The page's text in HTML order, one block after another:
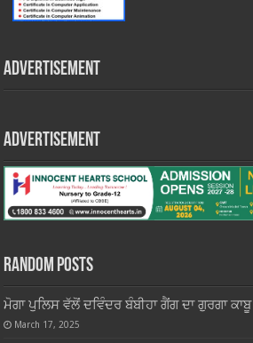
Advertisement
Advertisement
Random Posts
ਮੋਗਾ ਪੁਲਿਸ ਵੱਲੋਂ ਦਵਿੰਦਰ ਬੰਬੀਹਾ ਗੈਂਗ ਦਾ ਗੁਰਗਾ ਕਾਬੂ
March 17, 2025